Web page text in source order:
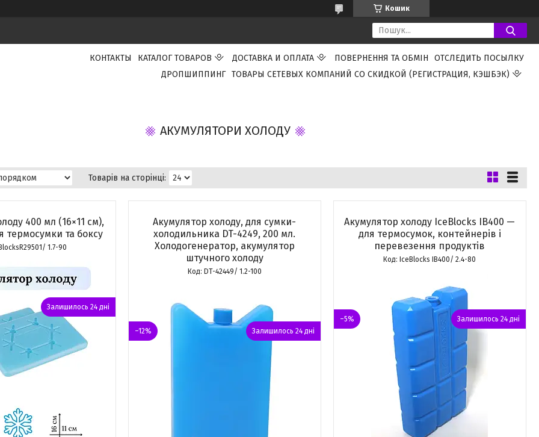
Кошик
КОНТАКТЫ КАТАЛОГ ТОВАРОВ ДОСТАВКА И ОПЛАТА ПОВЕРНЕННЯ ТА ОБМІН
ОТСЛЕДИТЬ ПОСЫЛКУ
ДРОПШИППИНГ ТОВАРЫ СЕТЕВЫХ КОМПАНИЙ СО СКИДКОЙ (РЕГИСТРАЦИЯ, КЭШБЭК)
АКУМУЛЯТОРИ ХОЛОДУ
400 мл (16×11 см),
термосумки та боксу
1.7-90
Залишилось 24 дні
Акумулятор холоду, для сумки-
холодильника DT-4249, 200 мл.
Холодогенератор, акумулятор
штучного холоду
DT-42449/ 1.2-100
–12% Залишилось 24 дні
Акумулятор холоду IceBlocks IB400 —
для термосумок, контейнерів і
перевезення продуктів
IceBlocks IB400/ 2.4-80
–5% Залишилось 24 дні